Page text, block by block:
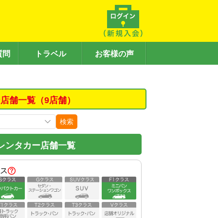
問 トラベル お客様の声
舗一覧（9店舗）
検索
ンタカー店舗一覧